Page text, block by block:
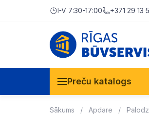
I-V 7:30-17:00 +371 29 13
Preču katalogs
Sākums Apdare